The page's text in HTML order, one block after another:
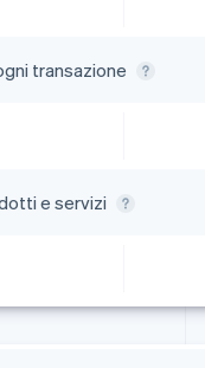
transazione
e servizi